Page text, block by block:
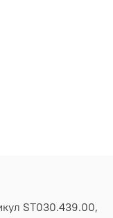
ST030.439.00,